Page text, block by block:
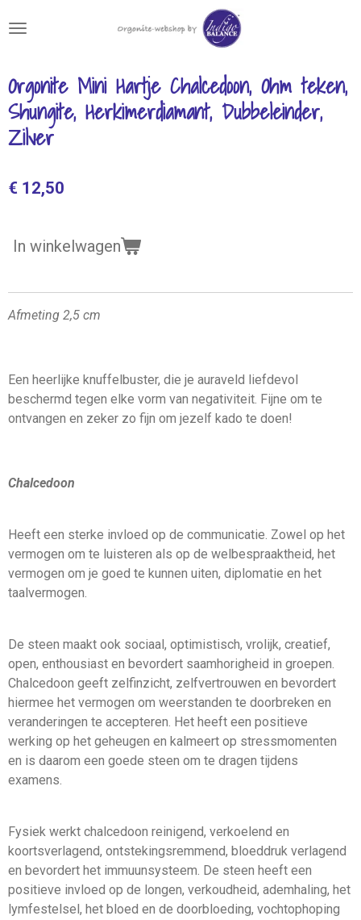
direct
hoofdinhoud
Orgonite Mini Hartje Chalcedoon, Ohm teken,
Shungite, Herkimerdiamant, Dubbeleinder,
Zilver
€ 12,50
In winkelwagen
Afmeting 2,5 cm
Een heerlijke knuffelbuster, die je auraveld liefdevol
beschermd tegen elke vorm van negativiteit. Fijne om te
ontvangen en zeker zo fijn om jezelf kado te doen!
Chalcedoon
Heeft een sterke invloed op de communicatie. Zowel op het
vermogen om te luisteren als op de welbespraaktheid, het
vermogen om je goed te kunnen uiten, diplomatie en het
taalvermogen.
De steen maakt ook sociaal, optimistisch, vrolijk, creatief,
open, enthousiast en bevordert saamhorigheid in groepen.
Chalcedoon geeft zelfinzicht, zelfvertrouwen en bevordert
hiermee het vermogen om weerstanden te doorbreken en
veranderingen te accepteren. Het heeft een positieve
werking op het geheugen en kalmeert op stressmomenten
en is daarom een goede steen om te dragen tijdens
examens.
Fysiek werkt chalcedoon reinigend, verkoelend en
koortsverlagend, ontstekingsremmend, bloeddruk verlagend
en bevordert het immuunsysteem. De steen heeft een
positieve invloed op de longen, verkoudheid, ademhaling, het
lymfestelsel, het bloed en de doorbloeding, vochtophoping